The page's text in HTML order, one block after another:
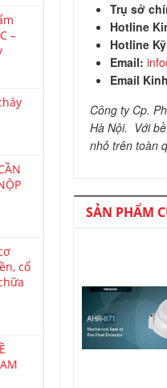
–
cổ
Trụ sở
Hotline
Hotline
Email:
Email
Công ty Cp.
Hà Nội. Với
nhỏ trên toàn
SẢN PHẨM